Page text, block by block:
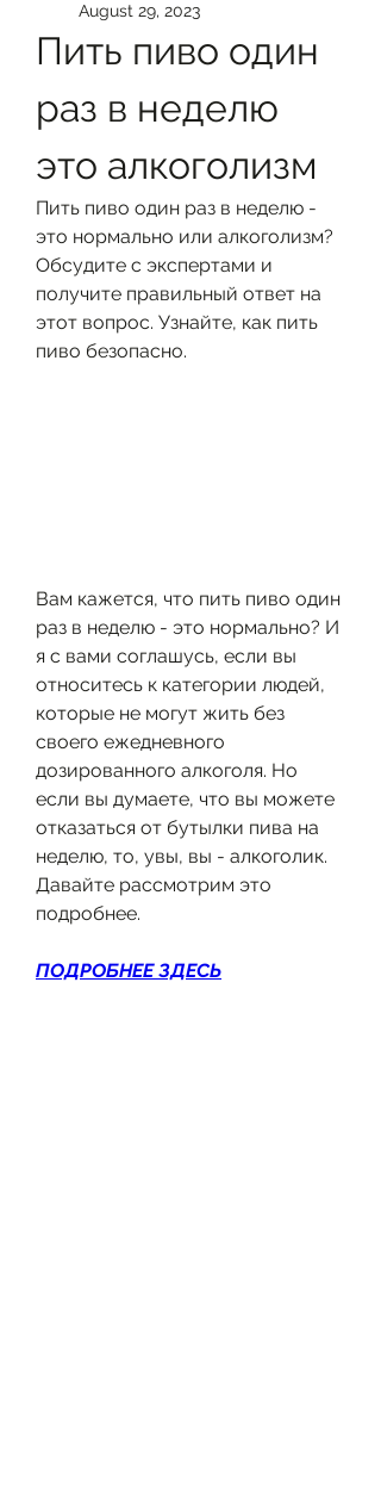
August 29, 2023
Пить пиво один
раз в неделю
это алкоголизм
Пить пиво один раз в неделю -
это нормально или алкоголизм?
Обсудите с экспертами и
получите правильный ответ на
этот вопрос. Узнайте, как пить
пиво безопасно.
Вам кажется, что пить пиво один
раз в неделю - это нормально? И
я с вами соглашусь, если вы
относитесь к категории людей,
которые не могут жить без
своего ежедневного
дозированного алкоголя. Но
если вы думаете, что вы можете
отказаться от бутылки пива на
неделю, то, увы, вы - алкоголик.
Давайте рассмотрим это
подробнее.
ПОДРОБНЕЕ ЗДЕСЬ